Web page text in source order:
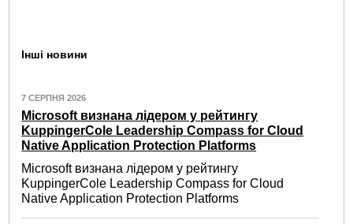
Інші новини
7 СЕРПНЯ 2026
Microsoft визнана лідером у рейтингу
KuppingerCole Leadership Compass for Cloud
Native Application Protection Platforms
Microsoft визнана лідером у рейтингу
KuppingerCole Leadership Compass for Cloud
Native Application Protection Platforms